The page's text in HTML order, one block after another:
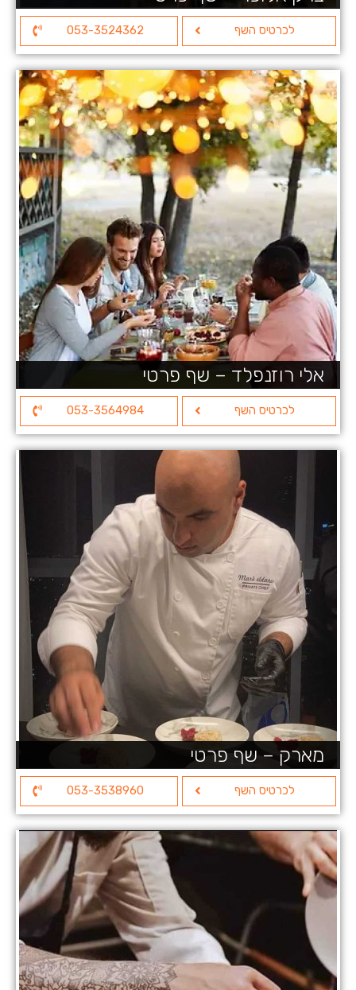
לכרטיס השף 053-3524362
אלי רוזנפלד – שף פרטי
לכרטיס השף 053-3564984
מארק – שף פרטי
לכרטיס השף 053-3538960